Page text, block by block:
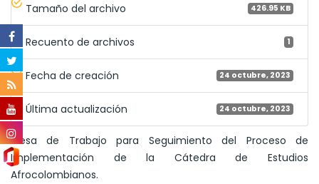
Tamaño del archivo 426.95 KB
Recuento de archivos 1
Fecha de creación 24 octubre, 2023
Última actualización 24 octubre, 2023
Mesa de Trabajo para Seguimiento del Proceso de
Implementación de la Cátedra de Estudios
Afrocolombianos.